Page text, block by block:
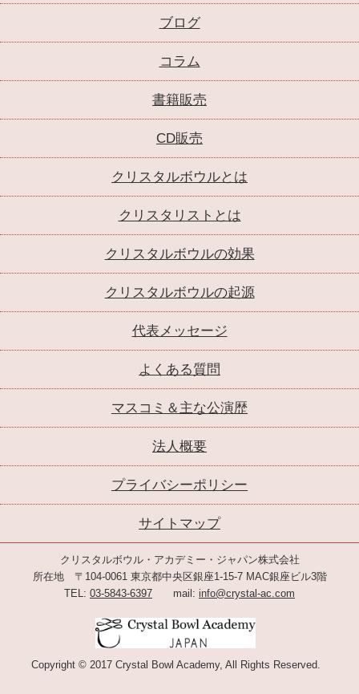
ブログ
コラム
書籍販売
CD販売
クリスタルボウルとは
クリスタリストとは
クリスタルボウルの効果
クリスタルボウルの起源
代表メッセージ
よくある質問
マスコミ＆主な公演歴
法人概要
プライバシーポリシー
サイトマップ
クリスタルボウル・アカデミー・ジャパン株式会社
所在地 〒104-0061 東京都中央区銀座1-15-7 MAC銀座ビル3階
TEL: 03-5843-6397 mail: info@crystal-ac.com
Copyright © 2017 Crystal Bowl Academy, All Rights Reserved.